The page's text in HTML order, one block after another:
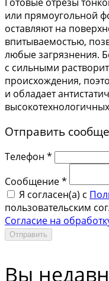
или прямоугольной
оставляют на
впитываемостью,
любые загрязнения.
с сильными
происхождения,
и обладает
Отправить
Телефон *
Сообщение *
Я согласен(a) с
пользовательским
Согласие на
Отправить
Вы